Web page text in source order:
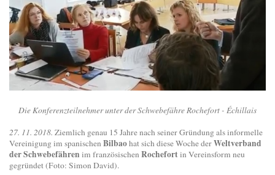
Die Konferenzteilnehmer unter der Schwebefähre Rochefort - Échillais
27. 11. 2018. Ziemlich genau 15 Jahre nach seiner Gründung als informelle
Vereinigung im spanischen Bilbaohat sich diese Woche derWeltverband
der Schwebefähren im französischen Rochefortin Vereinsform neu
gegründet (Foto: Simon David).